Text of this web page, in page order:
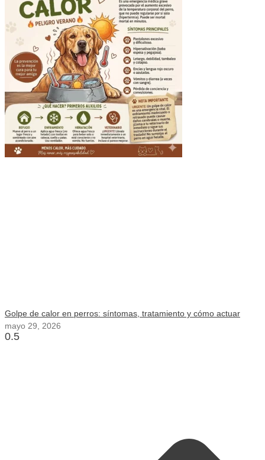
Golpe de calor en perros: síntomas, tratamiento y cómo actuar
mayo 29, 2026